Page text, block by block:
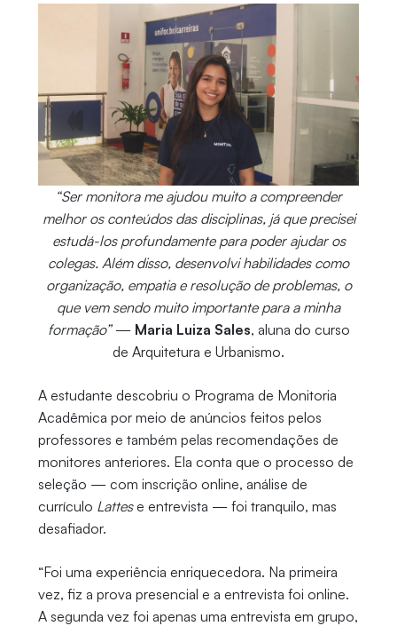
“Ser monitora me ajudou muito a compreender
melhor os conteúdos das disciplinas, já que precisei
estudá-los profundamente para poder ajudar os
colegas. Além disso, desenvolvi habilidades como
organização, empatia e resolução de problemas, o
que vem sendo muito importante para a minha
formação”— Maria Luiza Sales, aluna do curso
de Arquitetura e Urbanismo.
A estudante descobriu o Programa de Monitoria
Acadêmica por meio de anúncios feitos pelos
professores e também pelas recomendações de
monitores anteriores. Ela conta que o processo de
seleção — com inscrição online, análise de
currículo Lattese entrevista — foi tranquilo, mas
desafiador.
“Foi uma experiência enriquecedora. Na primeira
vez, fiz a prova presencial e a entrevista foi online.
A segunda vez foi apenas uma entrevista em grupo,